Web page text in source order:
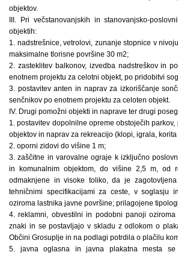
objektov.
III. Pri večstanovanjskih in stanovanjsko-
objektih:
1. nadstrešnice, vetrolovi, zunanje stopnice v
maksimalne tlorisne površine 30 m2;
2. zasteklitev balkonov, izvedba nadstreškov in
enotnem projektu za celotni objekt, po pridobitvi
3. postavitev anten in naprav za izkoriščanje
senčnikov po enotnem projektu za celoten objekt.
IV. Drugi pomožni objekti in naprave ter drugi
1. postavitev dopolnilne opreme obstoječih parkov,
objektov in naprav za rekreacijo (klopi, igrala,
2. oporni zidovi do višine 1 m;
3. zaščitne in varovalne ograje k izključno
in komunalnim objektom, do višine 2,5 m, od
odmaknjene in visoke toliko, da je
tehničnimi specifikacijami za ceste, v soglasju
oziroma lastnika javne površine; prilagojene
4. reklamni, obvestilni in podobni panoji
znaki in se postavljajo v skladu z odlokom o
Občini Grosuplje in na podlagi potrdila o plačilu
5. javna oglasna in javna plakatna mesta se